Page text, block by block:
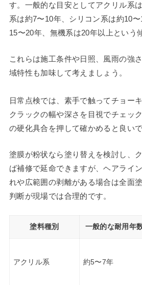
す。一般的な目安としてアクリル系
系は約7〜10年、シリコン系は約10
15〜20年、無機系は20年以上という
これらは施工条件や日照、風雨の強
域特性も加味して考えましょう。
日常点検では、素手で触ってチョー
クラックの幅や深さを目視でチェッ
の硬化具合を押して確かめると良いで
塗膜が粉状なら塗り替えを検討し、
ば補修で延命できますが、ヘアライ
れや広範囲の剥離がある場合は全面
判断が現場では合理的です。
塗料種別 一般的な耐用年
アクリル系 約5〜7年